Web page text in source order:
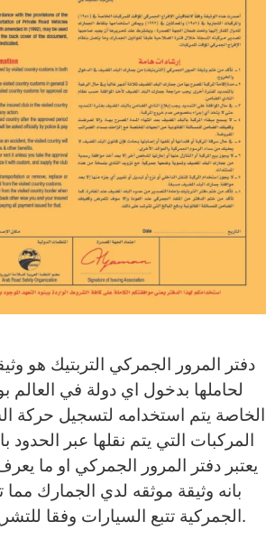
دفتر المرور الجمركي التربتيك هو
لحاملها بدخول اي دولة في العالم
الخاصة يتم استخدامه لتسجيل حركة
المركبات التي يتم نقلها عبر الحدود
يعتبر دفتر المرور الجمركي او ما يعرف
بانه وثيقة موثقه لدي الجمارك
الجمركية تتبع السيارات وفقا للتشريعات الجمركية.